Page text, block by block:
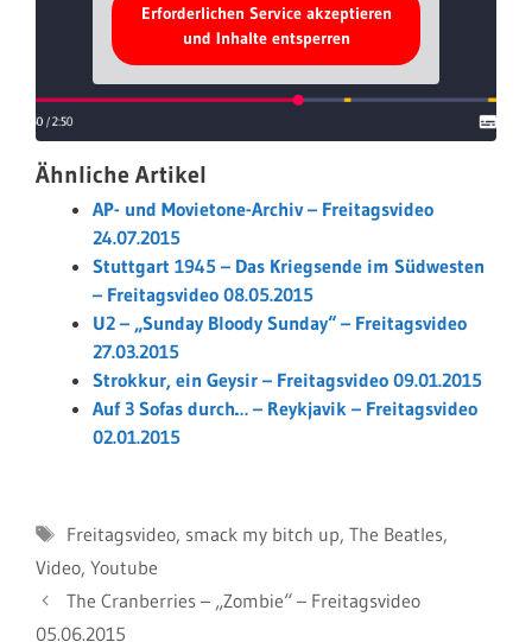
Erforderlichen Service akzeptieren
und Inhalte entsperren
Ähnliche Artikel
AP- und Movietone-Archiv – Freitagsvideo
24.07.2015
Stuttgart 1945 – Das Kriegsende im Südwesten
– Freitagsvideo 08.05.2015
U2 – „Sunday Bloody Sunday“ – Freitagsvideo
27.03.2015
Strokkur, ein Geysir – Freitagsvideo 09.01.2015
Auf 3 Sofas durch… – Reykjavik – Freitagsvideo
02.01.2015
Schlagwörter
Freitagsvideo, smack my bitch up, The Beatles,
Video, Youtube
The Cranberries – „Zombie“ – Freitagsvideo
05.06.2015